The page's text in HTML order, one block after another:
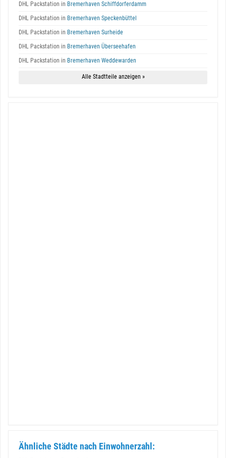
DHL Packstation in Bremerhaven Schiffdorferdamm
DHL Packstation in Bremerhaven Speckenbüttel
DHL Packstation in Bremerhaven Surheide
DHL Packstation in Bremerhaven Überseehafen
DHL Packstation in Bremerhaven Weddewarden
Alle Stadtteile anzeigen »
Ähnliche Städte nach Einwohnerzahl: